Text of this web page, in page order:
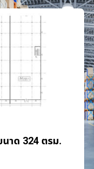
นาด 324 ตรม.